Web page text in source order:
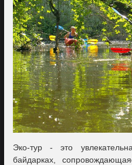
Эко-тур - это
байдарках,